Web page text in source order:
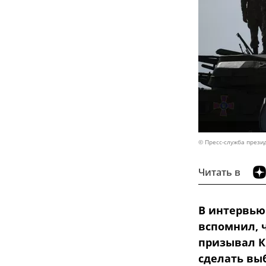
© Пресс-служба
Читать в
В
вспомнил,
призывал
сделать